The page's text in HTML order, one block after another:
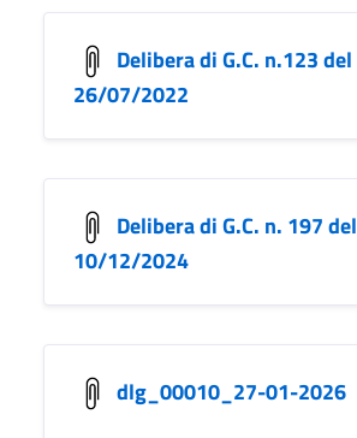
Delibera di G.C. n.123 del
26/07/2022
Delibera di G.C. n. 197 del
10/12/2024
dlg_00010_27-01-2026